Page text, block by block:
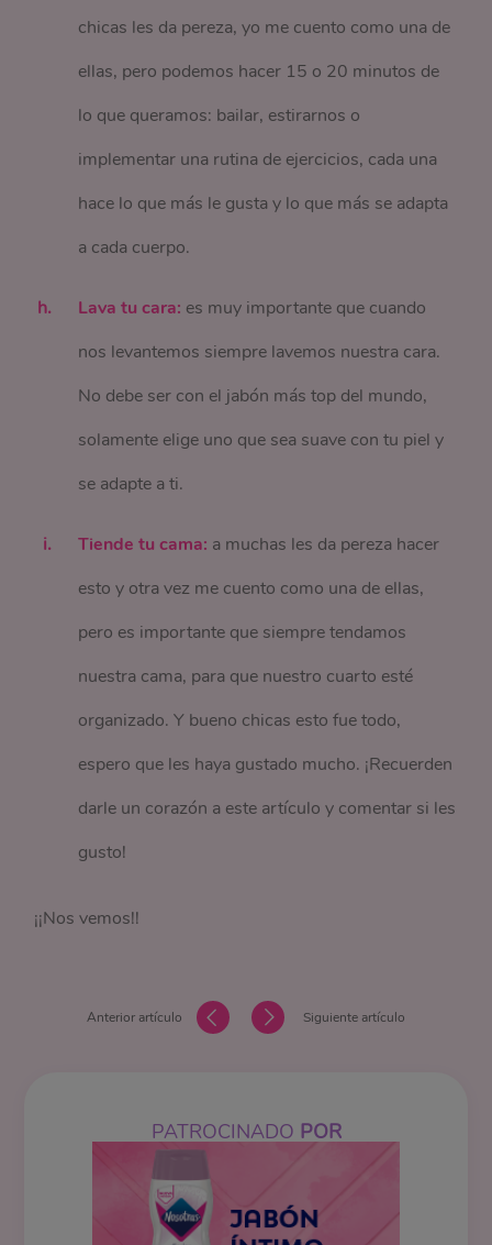
chicas les da pereza, yo me cuento como una de
ellas, pero podemos hacer 15 o 20 minutos de
lo que queramos: bailar, estirarnos o
implementar una rutina de ejercicios, cada una
hace lo que más le gusta y lo que más se adapta
a cada cuerpo.
Lava tu cara: es muy importante que cuando
nos levantemos siempre lavemos nuestra cara.
No debe ser con el jabón más top del mundo,
solamente elige uno que sea suave con tu piel y
se adapte a ti.
Tiende tu cama: a muchas les da pereza hacer
esto y otra vez me cuento como una de ellas,
pero es importante que siempre tendamos
nuestra cama, para que nuestro cuarto esté
organizado. Y bueno chicas esto fue todo,
espero que les haya gustado mucho. ¡Recuerden
darle un corazón a este artículo y comentar si les
gusto!
¡¡Nos vemos!!
Anterior artículo Siguiente artículo
PATROCINADO POR